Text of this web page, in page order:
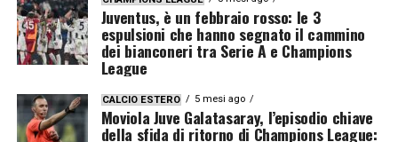
Juventus, è un febbraio rosso: le 3
espulsioni che hanno segnato il cammino
dei bianconeri tra Serie A e Champions
League
CALCIO ESTERO 5 mesi ago
Moviola Juve Galatasaray, l’episodio chiave
della sfida di ritorno di Champions League: